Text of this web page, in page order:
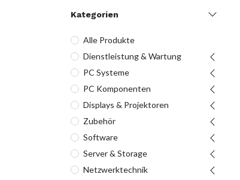
Kategorien
Alle Produkte
Dienstleistung & Wartung
PC Systeme
PC Komponenten
Displays & Projektoren
Zubehör
Software
Server & Storage
Netzwerktechnik